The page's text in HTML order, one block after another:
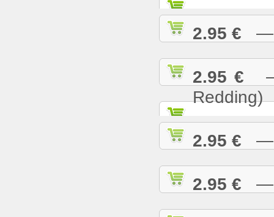
2.95 € —
2.95 € —
Redding)
2.95 € —
2.95 € —